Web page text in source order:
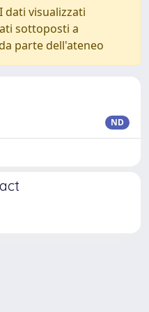
dati visualizzati
sottoposti a
parte dell'ateneo
ND